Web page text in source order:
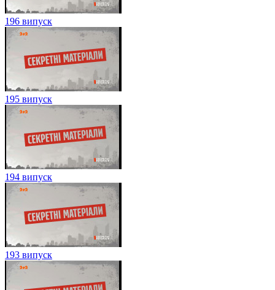
196 випуск
195 випуск
194 випуск
193 випуск